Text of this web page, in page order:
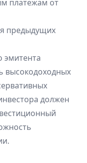
платежам от
предыдущих
эмитента
высокодоходных
должен